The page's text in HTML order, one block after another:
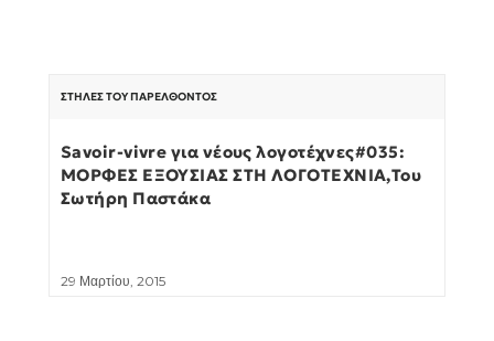
ΣΤΉΛΕΣ ΤΟΥ ΠΑΡΕΛΘΌΝΤΟΣ
Savoir-vivre για νέους λογοτέχνες#035:
ΜΟΡΦΕΣ ΕΞΟΥΣΙΑΣ ΣΤΗ ΛΟΓΟΤΕΧΝΙΑ,Του
Σωτήρη Παστάκα
29 Μαρτίου, 2015